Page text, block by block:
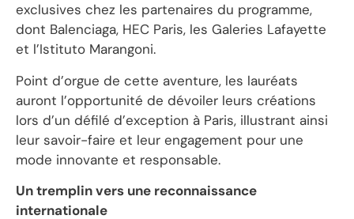
exclusives chez les partenaires du programme,
dont Balenciaga, HEC Paris, les Galeries Lafayette
et l’Istituto Marangoni.
Point d’orgue de cette aventure, les lauréats
auront l’opportunité de dévoiler leurs créations
lors d’un défilé d’exception à Paris, illustrant ainsi
leur savoir-faire et leur engagement pour une
mode innovante et responsable.
Un tremplin vers une reconnaissance
internationale